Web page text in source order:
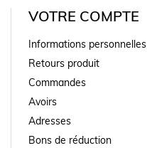
VOTRE COMPTE
Informations personnelles
Retours produit
Commandes
Avoirs
Adresses
Bons de réduction